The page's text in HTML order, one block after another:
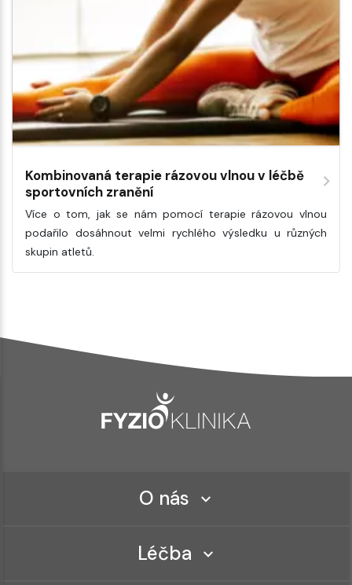
Kombinovaná terapie rázovou vlnou v léčbě
sportovních zranění
Více o tom, jak se nám pomocí terapie rázovou vlnou
podařilo dosáhnout velmi rychlého výsledku u různých
skupin atletů.
O nás
Léčba